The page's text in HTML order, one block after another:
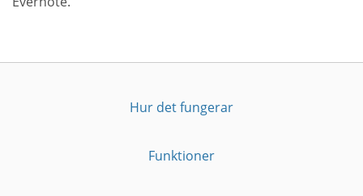
Hur det fungerar
Funktioner